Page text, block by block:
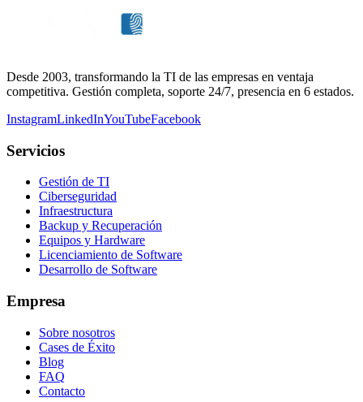
Desde 2003, transformando la TI de las empresas en ventaja
competitiva. Gestión completa, soporte 24/7, presencia en 6 estados.
InstagramLinkedInYouTubeFacebook
Servicios
Gestión de TI
Ciberseguridad
Infraestructura
Backup y Recuperación
Equipos y Hardware
Licenciamiento de Software
Desarrollo de Software
Empresa
Sobre nosotros
Cases de Éxito
Blog
FAQ
Contacto